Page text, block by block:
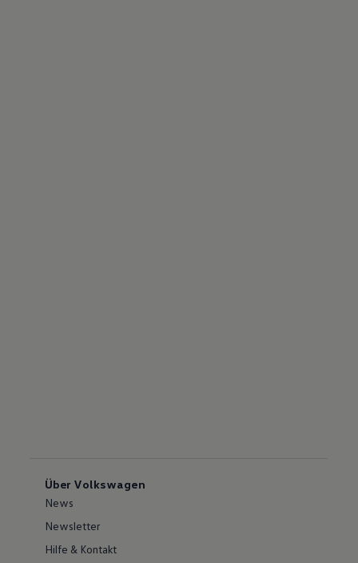
Über Volkswagen
News
Newsletter
Hilfe & Kontakt